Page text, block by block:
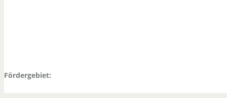
Fördergebiet: